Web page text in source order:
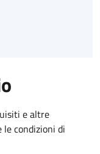
e altre
condizioni di